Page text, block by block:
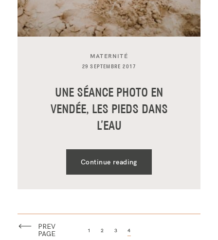
MATERNITÉ
29 SEPTEMBRE 2017
UNE SÉANCE PHOTO EN
VENDÉE, LES PIEDS DANS
L’EAU
Continue reading
PREV
PAGE
1 2 3 4